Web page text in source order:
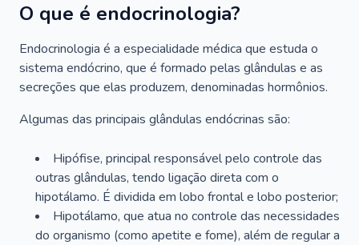
O que é endocrinologia?
Endocrinologia é a especialidade médica que estuda o
sistema endócrino, que é formado pelas glândulas e as
secreções que elas produzem, denominadas hormônios.
Algumas das principais glândulas endócrinas são:
Hipófise, principal responsável pelo controle das
outras glândulas, tendo ligação direta com o
hipotálamo. É dividida em lobo frontal e lobo posterior;
Hipotálamo, que atua no controle das necessidades
do organismo (como apetite e fome), além de regular a